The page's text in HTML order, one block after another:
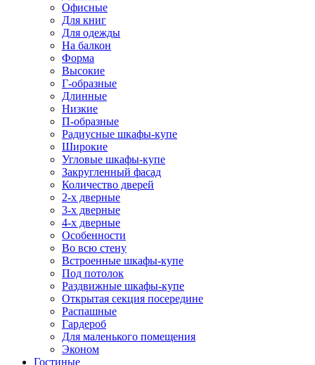
Офисные
Для книг
Для одежды
На балкон
Форма
Высокие
Г-образные
Длинные
Низкие
П-образные
Радиусные шкафы-купе
Широкие
Угловые шкафы-купе
Закругленный фасад
Количество дверей
2-х дверные
3-х дверные
4-х дверные
Особенности
Во всю стену
Встроенные шкафы-купе
Под потолок
Раздвижные шкафы-купе
Открытая секция посередине
Распашные
Гардероб
Для маленького помещения
Эконом
Гостиные